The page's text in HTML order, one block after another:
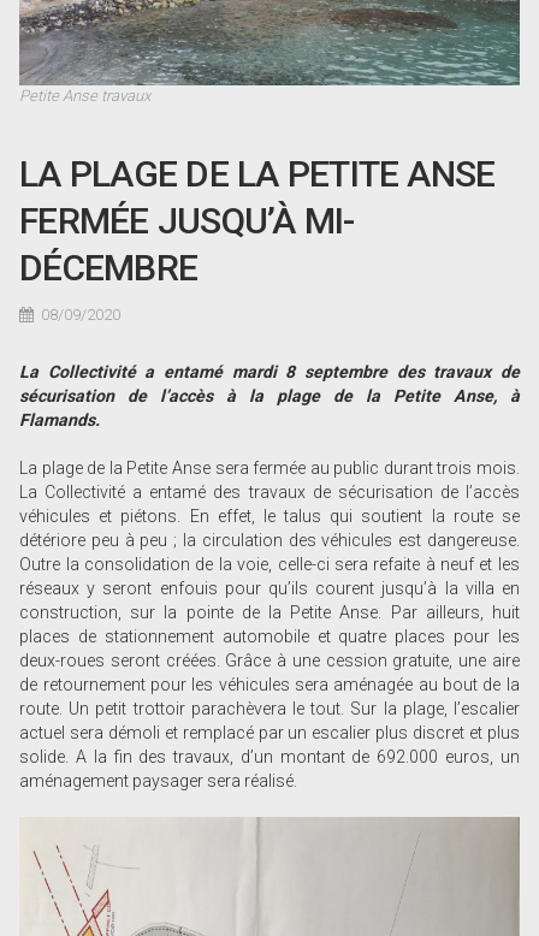
Petite Anse travaux
LA PLAGE DE LA PETITE ANSE
FERMÉE JUSQU’À MI-
DÉCEMBRE
08/09/2020
La Collectivité a entamé mardi 8 septembre des travaux de
sécurisation de l’accès à la plage de la Petite Anse, à
Flamands.
La plage de la Petite Anse sera fermée au public durant trois mois.
La Collectivité a entamé des travaux de sécurisation de l’accès
véhicules et piétons. En effet, le talus qui soutient la route se
détériore peu à peu ; la circulation des véhicules est dangereuse.
Outre la consolidation de la voie, celle-ci sera refaite à neuf et les
réseaux y seront enfouis pour qu’ils courent jusqu’à la villa en
construction, sur la pointe de la Petite Anse. Par ailleurs, huit
places de stationnement automobile et quatre places pour les
deux-roues seront créées. Grâce à une cession gratuite, une aire
de retournement pour les véhicules sera aménagée au bout de la
route. Un petit trottoir parachèvera le tout. Sur la plage, l’escalier
actuel sera démoli et remplacé par un escalier plus discret et plus
solide. A la fin des travaux, d’un montant de 692.000 euros, un
aménagement paysager sera réalisé.